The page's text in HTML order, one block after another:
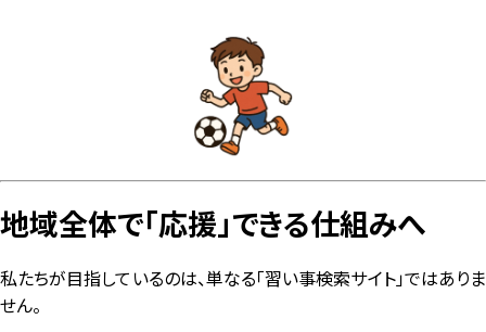
地域全体で「応援」できる仕組みへ
私たちが目指しているのは、単なる「習い事検索サイト」ではありま
せん。